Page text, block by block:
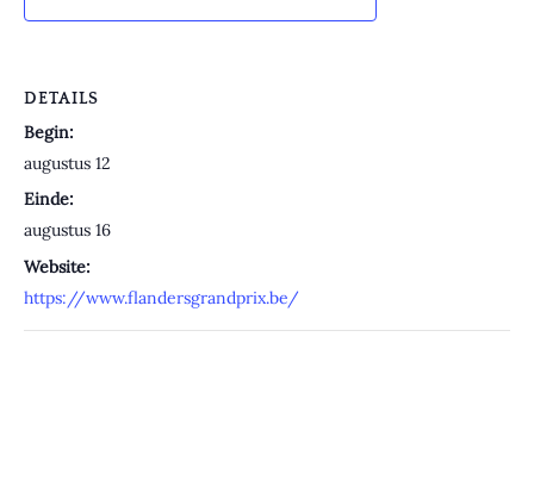
DETAILS
Begin:
augustus 12
Einde:
augustus 16
Website:
https://www.flandersgrandprix.be/